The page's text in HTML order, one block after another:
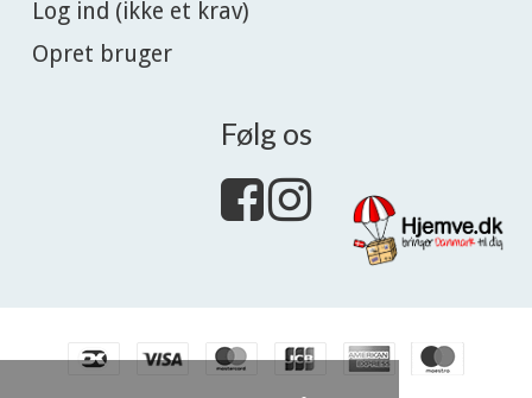
Log ind (ikke et krav)
Opret bruger
Følg os